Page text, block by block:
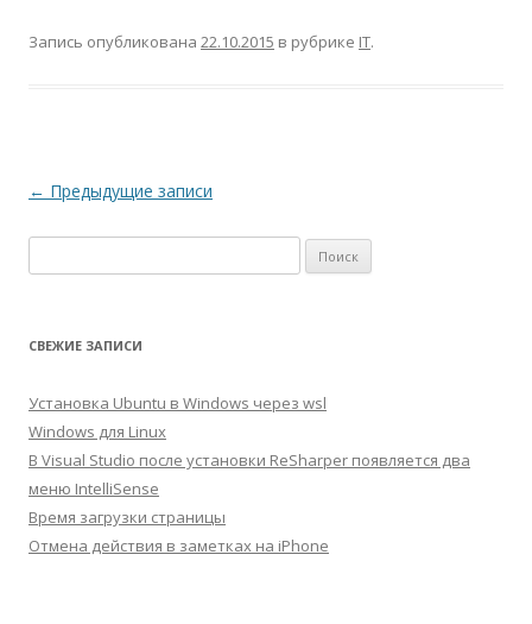
Запись опубликована 22.10.2015 в рубрике IT.
Навигация
← Предыдущие записи
СВЕЖИЕ ЗАПИСИ
Установка Ubuntu в Windows через wsl
Windows для Linux
В Visual Studio после установки ReSharper появляется два
меню IntelliSense
Время загрузки страницы
Отмена действия в заметках на iPhone